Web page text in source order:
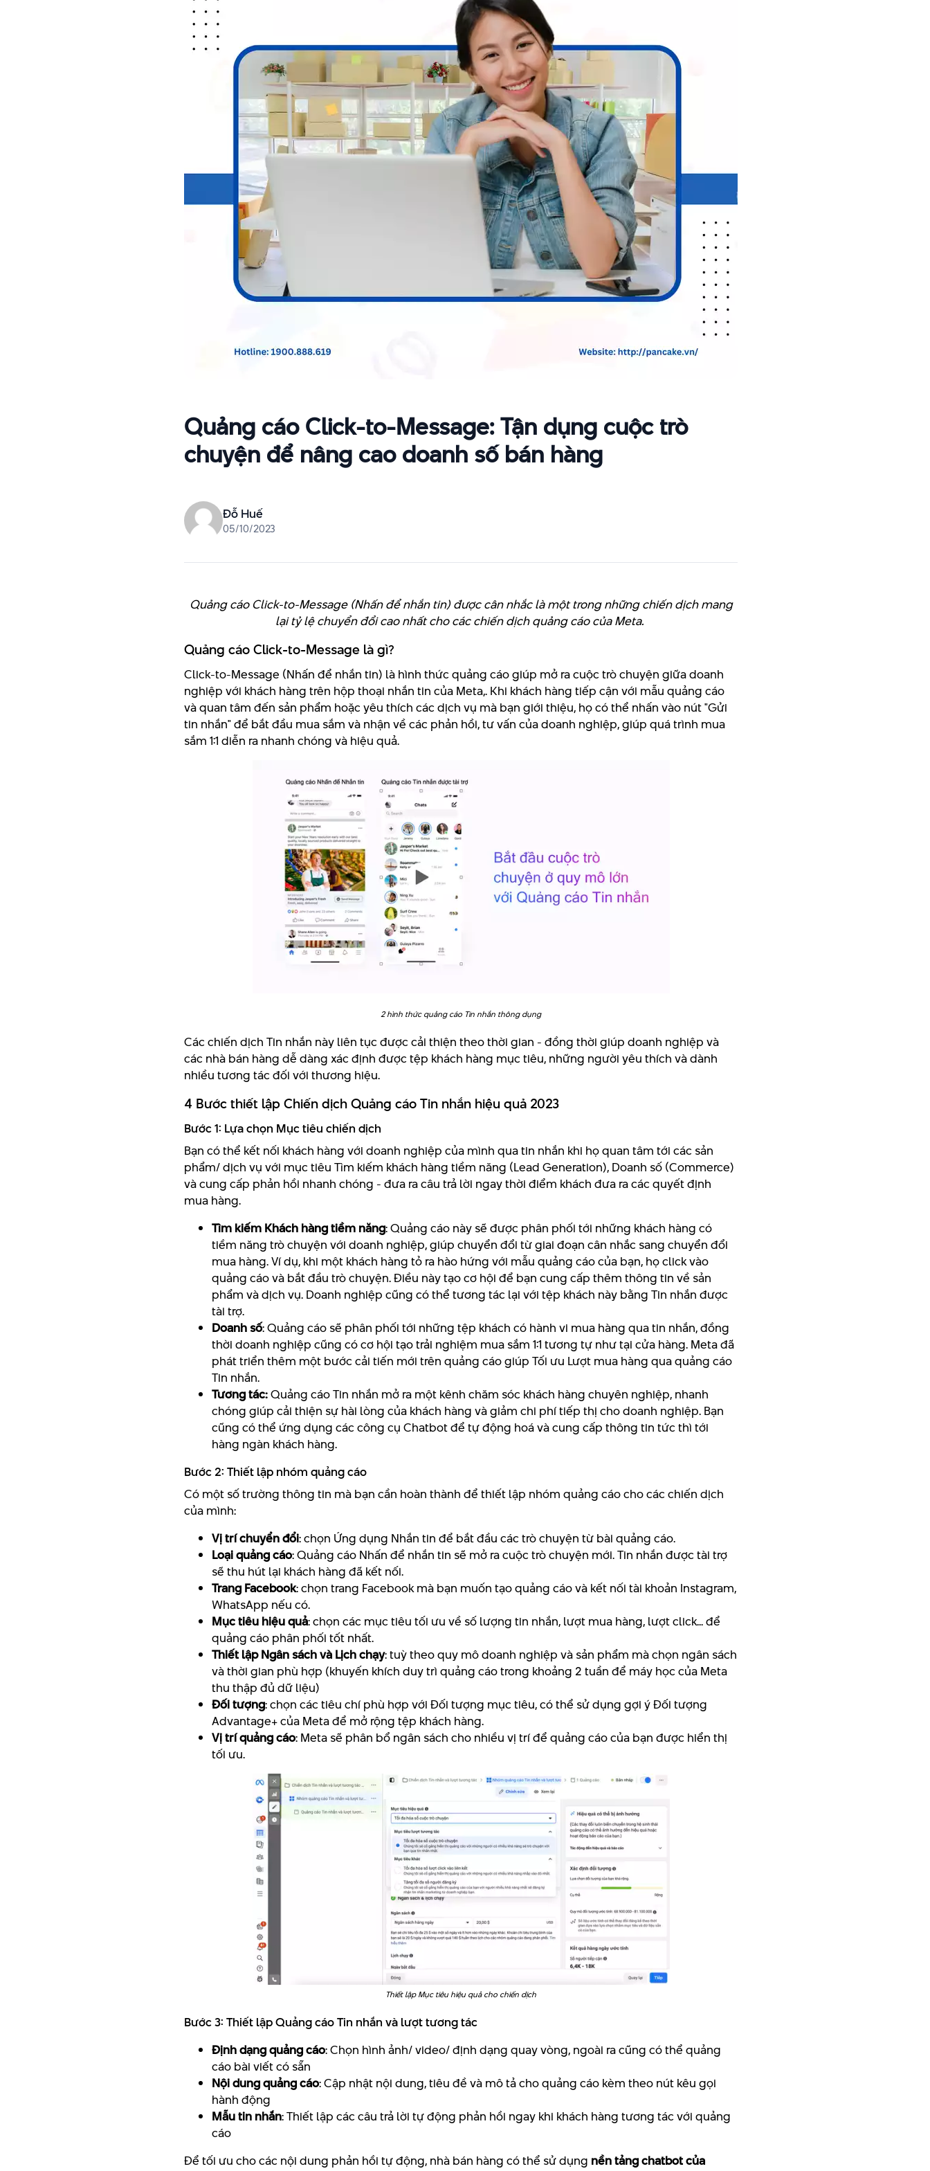
Quảng cáo Click-to-Message: Tận dụng cuộc trò
chuyện để nâng cao doanh số bán hàng
Đỗ Huế
05/10/2023
Quảng cáo Click-to-Message (Nhấn để nhắn tin) được cân nhắc là một trong những chiến dịch mang
lại tỷ lệ chuyển đổi cao nhất cho các chiến dịch quảng cáo của Meta.
Quảng cáo Click-to-Message là gì?
Click-to-Message (Nhấn để nhắn tin) là hình thức quảng cáo giúp mở ra cuộc trò chuyện giữa doanh
nghiệp với khách hàng trên hộp thoại nhắn tin của Meta,. Khi khách hàng tiếp cận với mẫu quảng cáo
và quan tâm đến sản phẩm hoặc yêu thích các dịch vụ mà bạn giới thiệu, họ có thể nhấn vào nút "Gửi
tin nhắn" để bắt đầu mua sắm và nhận về các phản hồi, tư vấn của doanh nghiệp, giúp quá trình mua
sắm 1:1 diễn ra nhanh chóng và hiệu quả.
2 hình thức quảng cáo Tin nhắn thông dụng
Các chiến dịch Tin nhắn này liên tục được cải thiện theo thời gian - đồng thời giúp doanh nghiệp và
các nhà bán hàng dễ dàng xác định được tệp khách hàng mục tiêu, những người yêu thích và dành
nhiều tương tác đối với thương hiệu.
4 Bước thiết lập Chiến dịch Quảng cáo Tin nhắn hiệu quả 2023
Bước 1: Lựa chọn Mục tiêu chiến dịch
Bạn có thể kết nối khách hàng với doanh nghiệp của mình qua tin nhắn khi họ quan tâm tới các sản
phẩm/ dịch vụ với mục tiêu Tìm kiếm khách hàng tiềm năng (Lead Generation), Doanh số (Commerce)
và cung cấp phản hồi nhanh chóng - đưa ra câu trả lời ngay thời điểm khách đưa ra các quyết định
mua hàng.
Tìm kiếm Khách hàng tiềm năng: Quảng cáo này sẽ được phân phối tới những khách hàng có
tiềm năng trò chuyện với doanh nghiệp, giúp chuyển đổi từ giai đoạn cân nhắc sang chuyển đổi
mua hàng. Ví dụ, khi một khách hàng tỏ ra hào hứng với mẫu quảng cáo của bạn, họ click vào
quảng cáo và bắt đầu trò chuyện. Điều này tạo cơ hội để bạn cung cấp thêm thông tin về sản
phẩm và dịch vụ. Doanh nghiệp cũng có thể tương tác lại với tệp khách này bằng Tin nhắn được
tài trợ.
Doanh số: Quảng cáo sẽ phân phối tới những tệp khách có hành vi mua hàng qua tin nhắn, đồng
thời doanh nghiệp cũng có cơ hội tạo trải nghiệm mua sắm 1:1 tương tự như tại cửa hàng. Meta đã
phát triển thêm một bước cải tiến mới trên quảng cáo giúp Tối ưu Lượt mua hàng qua quảng cáo
Tin nhắn.
Tương tác:Quảng cáo Tin nhắn mở ra một kênh chăm sóc khách hàng chuyên nghiệp, nhanh
chóng giúp cải thiện sự hài lòng của khách hàng và giảm chi phí tiếp thị cho doanh nghiệp. Bạn
cũng có thể ứng dụng các công cụ Chatbot để tự động hoá và cung cấp thông tin tức thì tới
hàng ngàn khách hàng.
Bước 2: Thiết lập nhóm quảng cáo
Có một số trường thông tin mà bạn cần hoàn thành để thiết lập nhóm quảng cáo cho các chiến dịch
của mình:
Vị trí chuyển đổi: chọn Ứng dụng Nhắn tin để bắt đầu các trò chuyện từ bài quảng cáo.
Loại quảng cáo: Quảng cáo Nhấn để nhắn tin sẽ mở ra cuộc trò chuyện mới. Tin nhắn được tài trợ
sẽ thu hút lại khách hàng đã kết nối.
Trang Facebook: chọn trang Facebook mà bạn muốn tạo quảng cáo và kết nối tài khoản Instagram,
WhatsApp nếu có.
Mục tiêu hiệu quả: chọn các mục tiêu tối ưu về số lượng tin nhắn, lượt mua hàng, lượt click... để
quảng cáo phân phối tốt nhất.
Thiết lập Ngân sách và Lịch chạy: tuỳ theo quy mô doanh nghiệp và sản phẩm mà chọn ngân sách
và thời gian phù hợp (khuyến khích duy trì quảng cáo trong khoảng 2 tuần để máy học của Meta
thu thập đủ dữ liệu)
Đối tượng: chọn các tiêu chí phù hợp với Đối tượng mục tiêu, có thể sử dụng gợi ý Đối tượng
Advantage+ của Meta để mở rộng tệp khách hàng.
Vị trí quảng cáo: Meta sẽ phân bổ ngân sách cho nhiều vị trí để quảng cáo của bạn được hiển thị
tối ưu.
Thiết lập Mục tiêu hiệu quả cho chiến dịch
Bước 3: Thiết lập Quảng cáo Tin nhắn và lượt tương tác
Định dạng quảng cáo: Chọn hình ảnh/ video/ định dạng quay vòng, ngoài ra cũng có thể quảng
cáo bài viết có sẵn
Nội dung quảng cáo: Cập nhật nội dung, tiêu đề và mô tả cho quảng cáo kèm theo nút kêu gọi
hành động
Mẫu tin nhắn: Thiết lập các câu trả lời tự động phản hồi ngay khi khách hàng tương tác với quảng
cáo
Để tối ưu cho các nội dung phản hồi tự động, nhà bán hàng có thể sử dụng nền tảng chatbot của